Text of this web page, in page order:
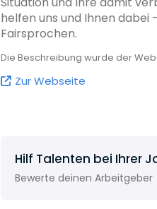
helfen uns und Ihnen
Fairsprochen.
Die Beschreibung wurde der
Zur Webseite
Hilf Talenten bei Ihrer
Bewerte deinen Arbeitgeber